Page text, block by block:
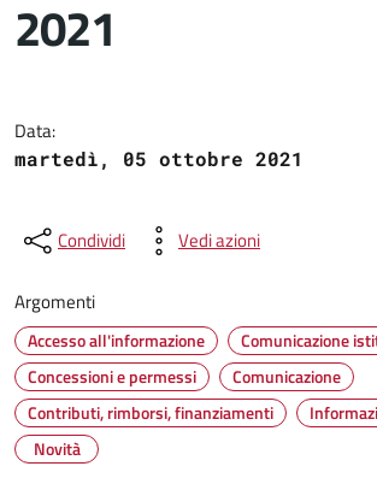
2021
Data:
martedì, 05 ottobre 2021
Condividi Vedi azioni
Argomenti
Accesso all'informazione
Comunicazione
Concessioni e permessi
Comunicazione
Contributi, rimborsi, finanziamenti
Novità